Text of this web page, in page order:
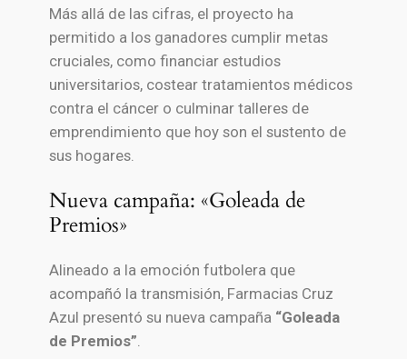
Más allá de las cifras, el proyecto ha
permitido a los ganadores cumplir metas
cruciales, como financiar estudios
universitarios, costear tratamientos médicos
contra el cáncer o culminar talleres de
emprendimiento que hoy son el sustento de
sus hogares.
Nueva campaña: «Goleada de
Premios»
Alineado a la emoción futbolera que
acompañó la transmisión, Farmacias Cruz
Azul presentó su nueva campaña “Goleada
de Premios”.